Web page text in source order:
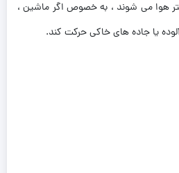
هوا می شوند ، به خصوص اگر ماشین ،
یا جاده های خاکی حرکت کند.